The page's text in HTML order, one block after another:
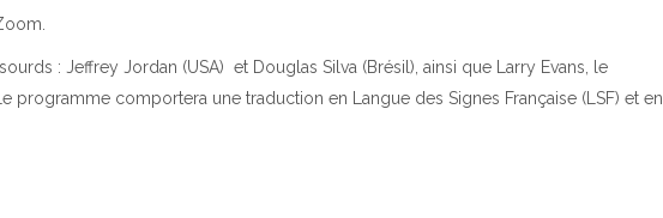
: Jeffrey Jordan (USA) et Douglas Silva (Brésil), ainsi que Larry Evans, le
programme comportera une traduction en Langue des Signes Française (LSF) et en